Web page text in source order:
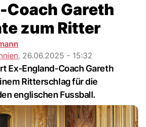
Coach Gareth
zum Ritter
, 26.06.2025 - 15:32
Ex-England-Coach Gareth
Ritterschlag für die
englischen Fussball.